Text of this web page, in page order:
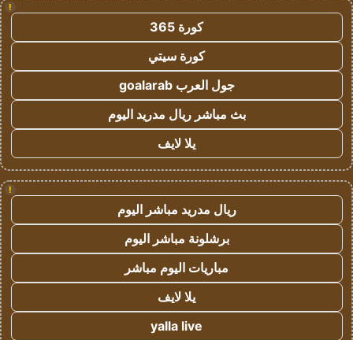
!
كورة 365
كورة سيتي
جول العرب goalarab
بث مباشر ريال مدريد اليوم
يلا لايف
!
ريال مدريد مباشر اليوم
برشلونة مباشر اليوم
مباريات اليوم مباشر
يلا لايف
yalla live